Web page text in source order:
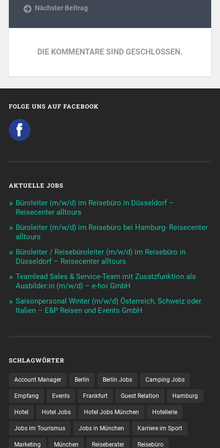
Nächster Beitrag
DIE KOMMENTARE SIND GESCHLOSSEN.
FOLGE UNS AUF FACEBOOK
AKTUELLE JOBS
Büroleiter (m/w/d) im Reisebüro in Düsseldorf –
Reisecenter alltours
Büroleiter (m/w/d) im Reisebüro bei Hamburg- Reisecenter
alltours
Büroleiter / Reisebüroleiter (m/w/d) im Reisebüro in
Düsseldorf – Reisecenter alltours
Teamlead Sales & Service-Team mit Zusatzfunktion als
Ausbilder:in (m/w/d) – e-hoi GmbH
Saisonpersonal Winter (m/w/d) Österreich, Schweiz oder
Italien – E&P Reisen und Events GmbH
SCHLAGWÖRTER
Account Manager Berlin Berlin Jobs Camping Jobs
Empfang Events Frankfurt Guest Relation Hamburg
Hotel Hotel Jobs Hotel Jobs München Hotellerie
Jobs im Tourismus Jobs in München Karriere im Sport
Marketing München Reiseberater Reisebüro